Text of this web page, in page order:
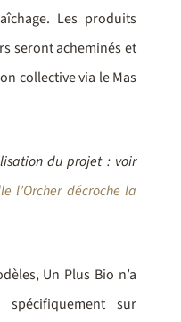
Les produits
seront acheminés et
collective via le Mas
du projet : voir
l’Orcher décroche la
Un Plus Bio n’a
sur